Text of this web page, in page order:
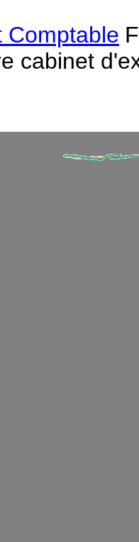
Comptable
cabinet